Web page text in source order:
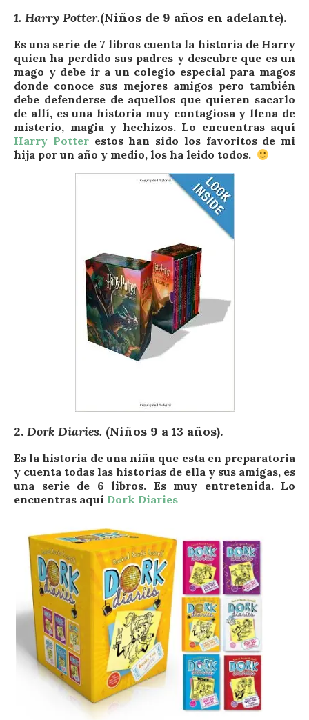
1. Harry Potter.(Niños de 9 años en adelante).
Es una serie de 7 libros cuenta la historia de Harry
quien ha perdido sus padres y descubre que es un
mago y debe ir a un colegio especial para magos
donde conoce sus mejores amigos pero también
debe defenderse de aquellos que quieren sacarlo
de allí, es una historia muy contagiosa y llena de
misterio, magia y hechizos. Lo encuentras aquí
Harry Potterestos han sido los favoritos de mi
hija por un año y medio, los ha leido todos.
2. Dork Diaries. (Niños 9 a 13 años).
Es la historia de una niña que esta en preparatoria
y cuenta todas las historias de ella y sus amigas, es
una serie de 6 libros. Es muy entretenida. Lo
encuentras aquí Dork Diaries